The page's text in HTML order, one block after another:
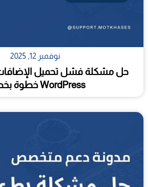
نوفمبر 12, 2025
حل مشكلة فشل تحميل الإضافات
WordPress خطوة بخطوة